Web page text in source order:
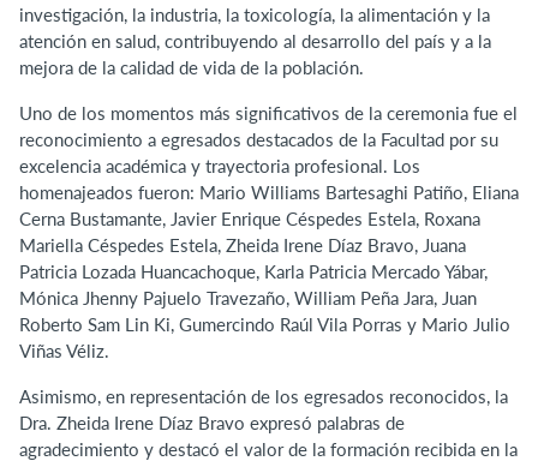
investigación, la industria, la toxicología, la alimentación y la
atención en salud, contribuyendo al desarrollo del país y a la
mejora de la calidad de vida de la población.
Uno de los momentos más significativos de la ceremonia fue el
reconocimiento a egresados destacados de la Facultad por su
excelencia académica y trayectoria profesional. Los
homenajeados fueron: Mario Williams Bartesaghi Patiño, Eliana
Cerna Bustamante, Javier Enrique Céspedes Estela, Roxana
Mariella Céspedes Estela, Zheida Irene Díaz Bravo, Juana
Patricia Lozada Huancachoque, Karla Patricia Mercado Yábar,
Mónica Jhenny Pajuelo Travezaño, William Peña Jara, Juan
Roberto Sam Lin Ki, Gumercindo Raúl Vila Porras y Mario Julio
Viñas Véliz.
Asimismo, en representación de los egresados reconocidos, la
Dra. Zheida Irene Díaz Bravo expresó palabras de
agradecimiento y destacó el valor de la formación recibida en la